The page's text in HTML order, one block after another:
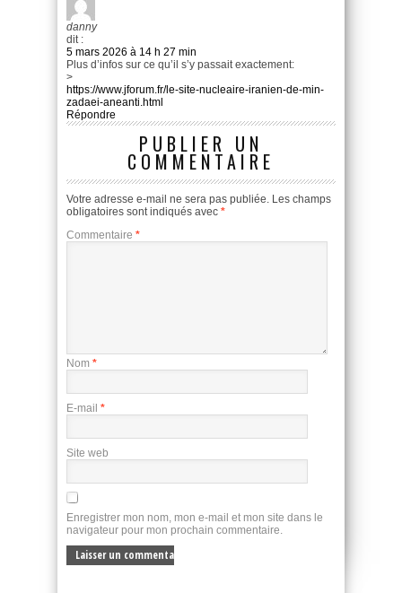
danny
dit :
5 mars 2026 à 14 h 27 min
Plus d’infos sur ce qu’il s’y passait exactement:
>
https://www.jforum.fr/le-site-nucleaire-iranien-de-min-
zadaei-aneanti.html
Répondre
PUBLIER UN
COMMENTAIRE
Votre adresse e-mail ne sera pas publiée. Les champs
obligatoires sont indiqués avec *
Commentaire *
Nom *
E-mail *
Site web
Enregistrer mon nom, mon e-mail et mon site dans le
navigateur pour mon prochain commentaire.